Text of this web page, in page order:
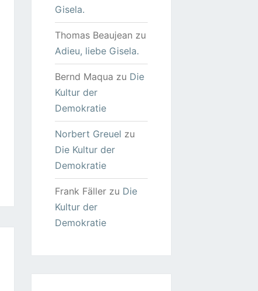
Gisela.
Thomas Beaujean zu
Adieu, liebe Gisela.
Bernd Maqua zu Die
Kultur der
Demokratie
Norbert Greuel zu
Die Kultur der
Demokratie
Frank Fällerzu Die
Kultur der
Demokratie